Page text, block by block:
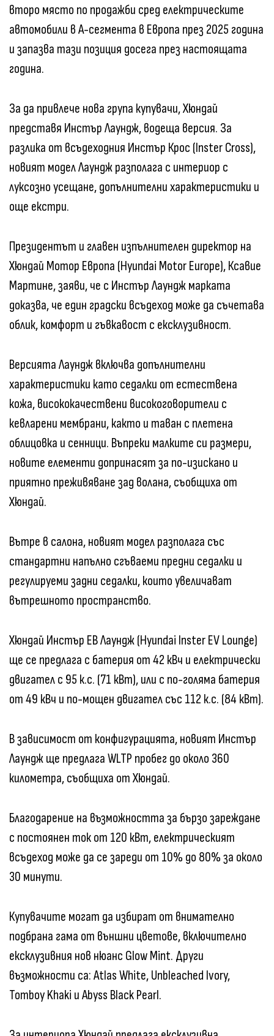
второ място по продажби сред електрическите
автомобили в А-сегмента в Европа през 2025 година
и запазва тази позиция досега през настоящата
година.
За да привлече нова група купувачи, Хюндай
представя Инстър Лаундж, водеща версия. За
разлика от всъдеходния Инстър Крос (Inster Cross),
новият модел Лаундж разполага с интериор с
луксозно усещане, допълнителни характеристики и
още екстри.
Президентът и главен изпълнителен директор на
Хюндай Мотор Европа (Hyundai Motor Europe), Ксавие
Мартине, заяви, че с Инстър Лаундж марката
доказва, че един градски всъдеход може да съчетава
облик, комфорт и гъвкавост с ексклузивност.
Версията Лаундж включва допълнителни
характеристики като седалки от естествена
кожа, висококачествени високоговорители с
кевларени мембрани, както и таван с плетена
облицовка и сенници. Въпреки малките си размери,
новите елементи допринасят за по-изискано и
приятно преживяване зад волана, съобщиха от
Хюндай.
Вътре в салона, новият модел разполага със
стандартни напълно сгъваеми предни седалки и
регулируеми задни седалки, които увеличават
вътрешното пространство.
Хюндай Инстър ЕВ Лаундж (Hyundai Inster EV Lounge)
ще се предлага с батерия от 42 кВч и електрически
двигател с 95 к.с. (71 кВт), или с по-голяма батерия
от 49 кВч и по-мощен двигател със 112 к.с. (84 кВт).
В зависимост от конфигурацията, новият Инстър
Лаундж ще предлага WLTP пробег до около 360
километра, съобщиха от Хюндай.
Благодарение на възможността за бързо зареждане
с постоянен ток от 120 кВт, електрическият
всъдеход може да се зареди от 10% до 80% за около
30 минути.
Купувачите могат да избират от внимателно
подбрана гама от външни цветове, включително
ексклузивния нов нюанс Glow Mint. Други
възможности са: Atlas White, Unbleached Ivory,
Tomboy Khaki и Abyss Black Pearl.